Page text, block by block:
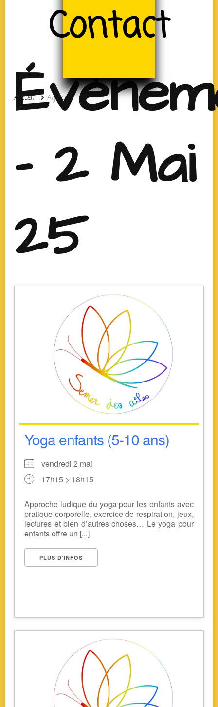
Accueil Agenda
- 2 Mai
25
Yoga enfants (5-10 ans)
vendredi 2 mai
17h15 > 18h15
Approche ludique du yoga pour les enfants avec
pratique corporelle, exercice de respiration, jeux,
lectures et bien d’autres choses… Le yoga pour
enfants offre un [...]
PLUS D’INFOS
Contact